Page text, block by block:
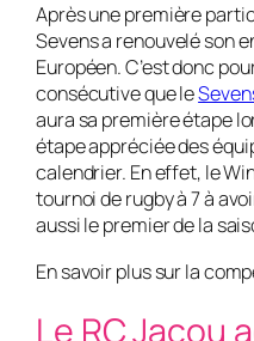
Après une première
Sevens a renouvelé son
Européen. C’est donc
consécutive que le
aura sa première étape
étape appréciée des
calendrier. En effet, le
tournoi de rugby à 7 à
aussi le premier de la
En savoir plus sur la
Le RC Jacou